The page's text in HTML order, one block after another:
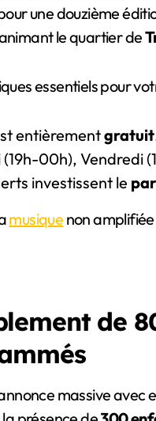
une douzième
le quartier de
essentiels pour
entièrementgratuit
(19h-00h), Vendredi
investissent le
musique non
de
massive avec